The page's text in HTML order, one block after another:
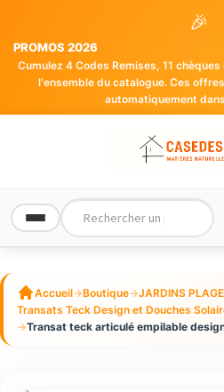
🎉
PROMOS 2026
Cumulez 4 Codes Remises, 11
l'ensemble du catalogue. Ces
automatiquement
Accueil→Boutique→JARDINS
Transats Teck Design et Douches
→Transat teck articulé empilable